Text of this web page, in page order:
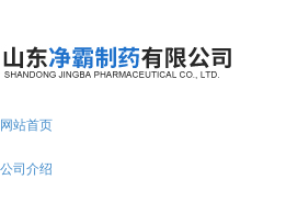
网站首页
公司介绍